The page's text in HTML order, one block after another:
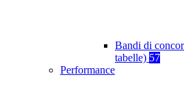
Bandi di
tabelle) 57
Performance